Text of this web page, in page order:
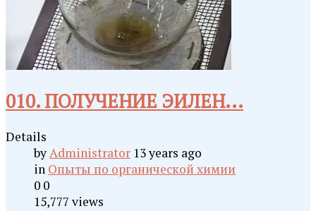
010. ПОЛУЧЕНИЕ ЭИЛЕН...
Details
byAdministrator 13 years ago
in Опыты по органической химии
0 0
15,777 views